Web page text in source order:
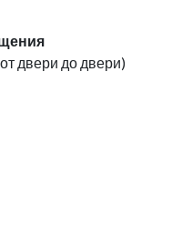
двери до двери)